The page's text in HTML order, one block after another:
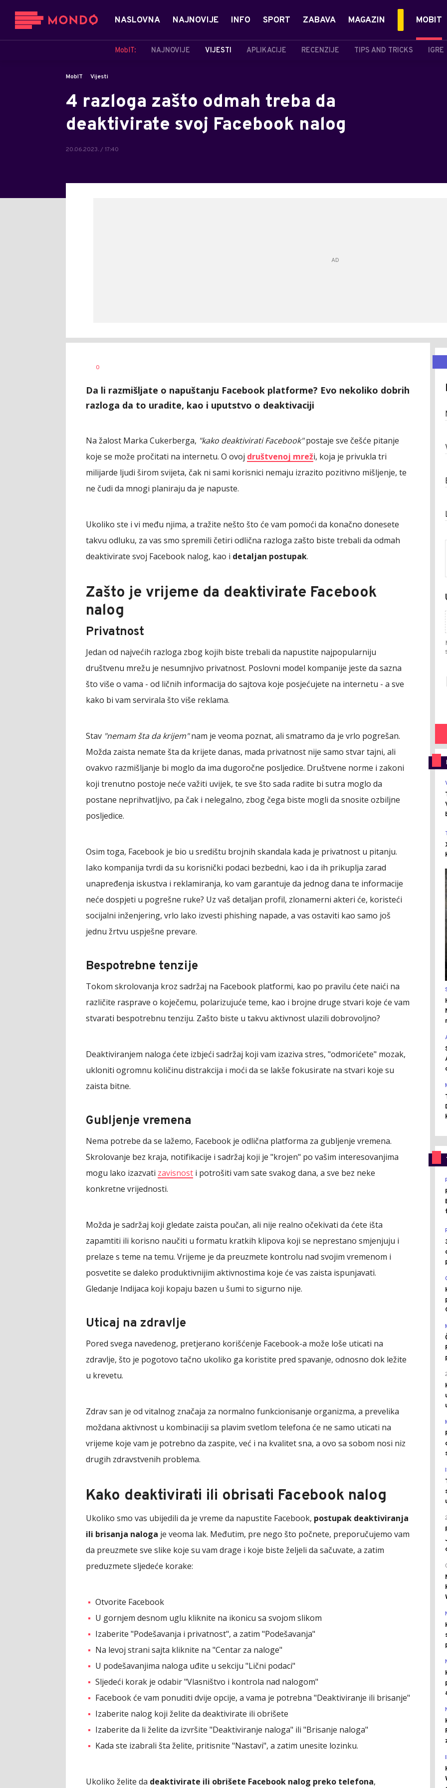
NASLOVNA NAJNOVIJE INFO SPORT ZABAVA MAGAZIN MOBIT
MobIT: NAJNOVIJE VIJESTI APLIKACIJE RECENZIJE TIPS AND TRICKS IGRE
MobIT Vijesti
4 razloga zašto odmah treba da
deaktivirate svoj Facebook nalog
20.06.2023. / 17:40
AUTOR
0
Da li razmišljate o napuštanju Facebook platforme? Evo nekoliko dobrih
razloga da to uradite, kao i uputstvo o deaktivaciji
Na žalost Marka Cukerberga, "kako deaktivirati Facebook"postaje sve češće pitanje
koje se može pročitati na internetu. O ovoj društvenoj mreži, koja je privukla tri
milijarde ljudi širom svijeta, čak ni sami korisnici nemaju izrazito pozitivno mišljenje, te
ne čudi da mnogi planiraju da je napuste.
Ukoliko ste i vi među njima, a tražite nešto što će vam pomoći da konačno donesete
takvu odluku, za vas smo spremili četiri odlična razloga zašto biste trebali da odmah
deaktivirate svoj Facebook nalog, kao i detaljan postupak.
Zašto je vrijeme da deaktivirate Facebook
nalog
Privatnost
Jedan od najvećih razloga zbog kojih biste trebali da napustite najpopularniju
društvenu mrežu je nesumnjivo privatnost. Poslovni model kompanije jeste da sazna
što više o vama - od ličnih informacija do sajtova koje posjećujete na internetu - a sve
kako bi vam servirala što više reklama.
Stav "nemam šta da krijem"nam je veoma poznat, ali smatramo da je vrlo pogrešan.
Možda zaista nemate šta da krijete danas, mada privatnost nije samo stvar tajni, ali
ovakvo razmišljanje bi moglo da ima dugoročne posljedice. Društvene norme i zakoni
koji trenutno postoje neće važiti uvijek, te sve što sada radite bi sutra moglo da
postane neprihvatljivo, pa čak i nelegalno, zbog čega biste mogli da snosite ozbiljne
posljedice.
Osim toga, Facebook je bio u središtu brojnih skandala kada je privatnost u pitanju.
Iako kompanija tvrdi da su korisnički podaci bezbedni, kao i da ih prikuplja zarad
unapređenja iskustva i reklamiranja, ko vam garantuje da jednog dana te informacije
neće dospjeti u pogrešne ruke? Uz vaš detaljan profil, zlonamerni akteri će, koristeći
socijalni inženjering, vrlo lako izvesti phishing napade, a vas ostaviti kao samo još
jednu žrtvu uspješne prevare.
Bespotrebne tenzije
Tokom skrolovanja kroz sadržaj na Facebook platformi, kao po pravilu ćete naići na
različite rasprave o koječemu, polarizujuće teme, kao i brojne druge stvari koje će vam
stvarati bespotrebnu tenziju. Zašto biste u takvu aktivnost ulazili dobrovoljno?
Deaktiviranjem naloga ćete izbjeći sadržaj koji vam izaziva stres, "odmorićete" mozak,
ukloniti ogromnu količinu distrakcija i moći da se lakše fokusirate na stvari koje su
zaista bitne.
Gubljenje vremena
Nema potrebe da se lažemo, Facebook je odlična platforma za gubljenje vremena.
Skrolovanje bez kraja, notifikacije i sadržaj koji je "krojen" po vašim interesovanjima
mogu lako izazvati zavisnost i potrošiti vam sate svakog dana, a sve bez neke
konkretne vrijednosti.
Možda je sadržaj koji gledate zaista poučan, ali nije realno očekivati da ćete išta
zapamtiti ili korisno naučiti u formatu kratkih klipova koji se neprestano smjenjuju i
prelaze s teme na temu. Vrijeme je da preuzmete kontrolu nad svojim vremenom i
posvetite se daleko produktivnijim aktivnostima koje će vas zaista ispunjavati.
Gledanje Indijaca koji kopaju bazen u šumi to sigurno nije.
Uticaj na zdravlje
Pored svega navedenog, pretjerano korišćenje Facebook-a može loše uticati na
zdravlje, što je pogotovo tačno ukoliko ga koristite pred spavanje, odnosno dok ležite
u krevetu.
Zdrav san je od vitalnog značaja za normalno funkcionisanje organizma, a prevelika
moždana aktivnost u kombinaciji sa plavim svetlom telefona će ne samo uticati na
vrijeme koje vam je potrebno da zaspite, već i na kvalitet sna, a ovo sa sobom nosi niz
drugih zdravstvenih problema.
Kako deaktivirati ili obrisati Facebook nalog
Ukoliko smo vas ubijedili da je vreme da napustite Facebook, postupak deaktiviranja
ili brisanja naloga je veoma lak. Međutim, pre nego što počnete, preporučujemo vam
da preuzmete sve slike koje su vam drage i koje biste željeli da sačuvate, a zatim
preduzmete sljedeće korake:
Otvorite Facebook
U gornjem desnom uglu kliknite na ikonicu sa svojom slikom
Izaberite "Podešavanja i privatnost", a zatim "Podešavanja"
Na levoj strani sajta kliknite na "Centar za naloge"
U podešavanjima naloga uđite u sekciju "Lični podaci"
Sljedeći korak je odabir "Vlasništvo i kontrola nad nalogom"
Facebook će vam ponuditi dvije opcije, a vama je potrebna "Deaktiviranje ili brisanje"
Izaberite nalog koji želite da deaktivirate ili obrišete
Izaberite da li želite da izvršite "Deaktiviranje naloga" ili "Brisanje naloga"
Kada ste izabrali šta želite, pritisnite "Nastavi", a zatim unesite lozinku.
Ukoliko želite da deaktivirate ili obrišete Facebook nalog preko telefona,